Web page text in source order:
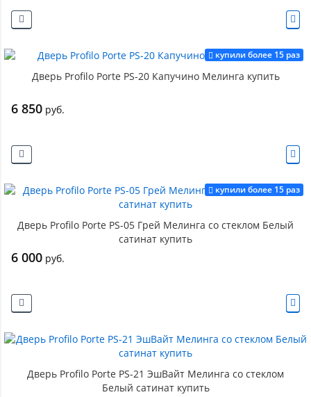
купили более 15 раз
Дверь Profilo Porte PS-20 Капучино Мелинга купить
6 850 руб.
купили более 15 раз
Дверь Profilo Porte PS-05 Грей Мелинга со стеклом Белый
сатинат купить
6 000 руб.
Дверь Profilo Porte PS-21 ЭшВайт Мелинга со стеклом
Белый сатинат купить